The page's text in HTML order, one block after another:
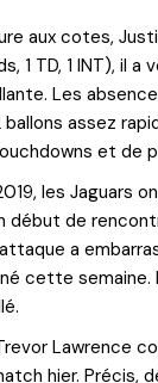
aux cotes,
1 TD, 1 INT), il
Les
assez
et de
les Jaguars
de
a
cette
Lawrence
hier. Précis,